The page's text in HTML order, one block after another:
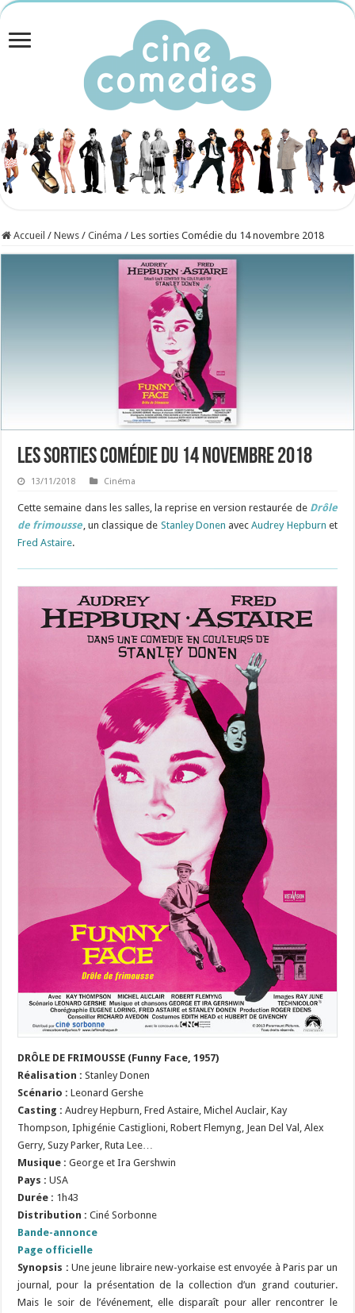
Accueil / News / Cinéma / Les sorties Comédie du 14 novembre 2018
Les sorties Comédie du 14 novembre 2018
13/11/2018 Cinéma
Cette semaine dans les salles, la reprise en version restaurée de Drôle
de frimousse, un classique de Stanley Donen avecAudrey Hepburn et
Fred Astaire.
DRÔLE DE FRIMOUSSE (Funny Face, 1957)
Réalisation :Stanley Donen
Scénario : Leonard Gershe
Casting :Audrey Hepburn, Fred Astaire, Michel Auclair, Kay
Thompson, Iphigénie Castiglioni, Robert Flemyng, Jean Del Val, Alex
Gerry, Suzy Parker, Ruta Lee…
Musique : George et Ira Gershwin
Pays : USA
Durée : 1h43
Distribution : Ciné Sorbonne
Bande-annonce
Page officielle
Synopsis : Une jeune libraire new-yorkaise est envoyée à Paris par un
journal, pour la présentation de la collection d’un grand couturier.
Mais le soir de l’événement, elle disparaît pour aller rencontrer le